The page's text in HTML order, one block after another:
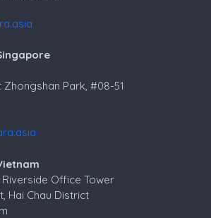
Park, #08-51
Office Tower
Hai Chau District